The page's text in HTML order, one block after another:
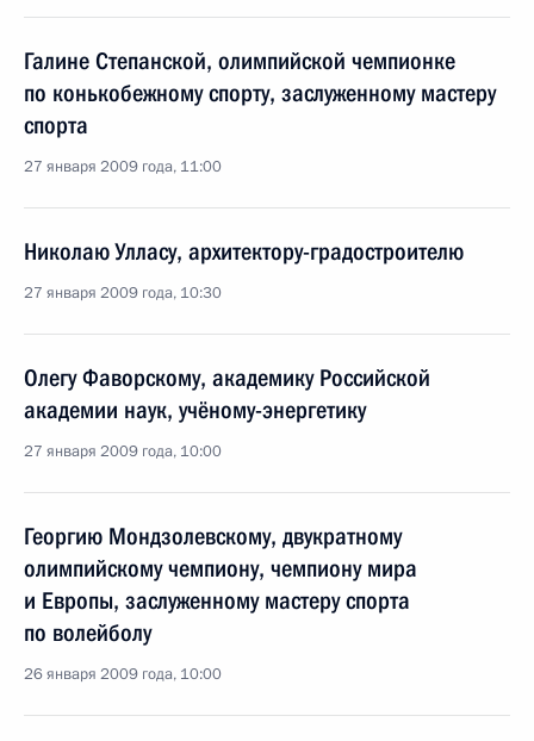
Галине Степанской, олимпийской чемпионке
по конькобежному спорту, заслуженному мастеру
спорта
27 января 2009 года, 11:00
Николаю Улласу, архитектору-градостроителю
27 января 2009 года, 10:30
Олегу Фаворскому, академику Российской
академии наук, учёному-энергетику
27 января 2009 года, 10:00
Георгию Мондзолевскому, двукратному
олимпийскому чемпиону, чемпиону мира
и Европы, заслуженному мастеру спорта
по волейболу
26 января 2009 года, 10:00